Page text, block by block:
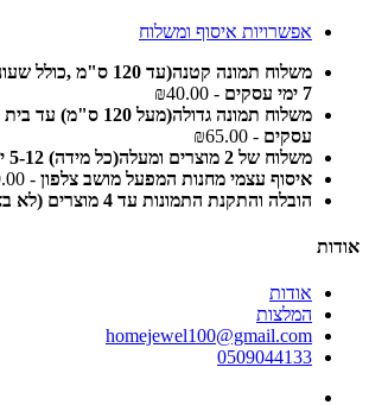
אפשרויות איסוף ומשלוח
7 ימי עסקים
- ₪40.00
עסקים - ₪65.00
משלוח של 2 מוצרים ומעלה(כל מידה) 5-12 ימי עסקים
איסוף עצמי מחנות המפעל מושב צלפון - ₪0.00
הובלה והתקנת התמונות עד 4 מוצרים (לא באילת)
אודות
אודות
המלצות
homejewel100@gmail.com
0509044133